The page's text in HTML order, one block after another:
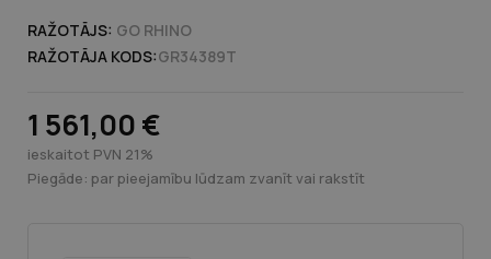
RAŽOTĀJS: GO RHINO
RAŽOTĀJA KODS:GR34389T
1 561,00 €
ieskaitot PVN 21%
Piegāde: par pieejamību lūdzam zvanīt vai rakstīt